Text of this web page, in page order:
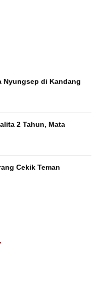
Nyungsep di Kandang
2 Tahun, Mata
Cekik Teman